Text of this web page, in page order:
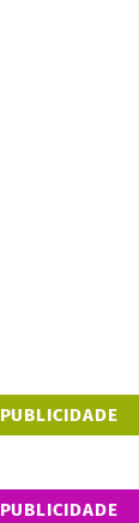
PUBLICIDADE
PUBLICIDADE